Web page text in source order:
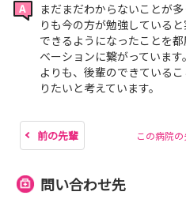
まだまだわからないことが
りも今の方が勉強している
できるようになったことを
ベーションに繋がっていま
よりも、後輩のできている
りたいと考えています。
前の先輩 この病院
問い合わせ先